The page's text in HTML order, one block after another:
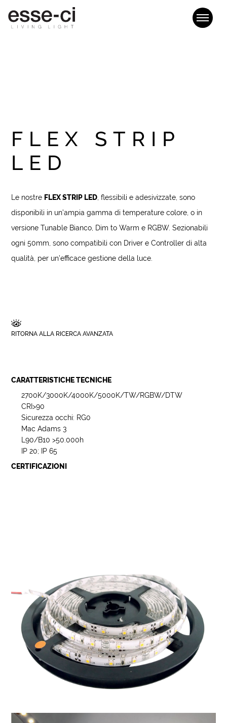
FLEX STRIP
LED
Le nostre FLEX STRIP LED , flessibili e adesivizzate, sono
disponibili in un’ampia gamma di temperature colore, o in
versione Tunable Bianco, Dim to Warm e RGBW. Sezionabili
ogni 50mm, sono compatibili con Driver e Controller di alta
qualità, per un’efficace gestione della luce.
RITORNA ALLA RICERCA AVANZATA
CARATTERISTICHE TECNICHE
2700K/3000K/4000K/5000K/TW/RGBW/DTW
CRI>90
Sicurezza occhi: RG0
Mac Adams 3
L90/B10 >50.000h
IP 20; IP 65
CERTIFICAZIONI